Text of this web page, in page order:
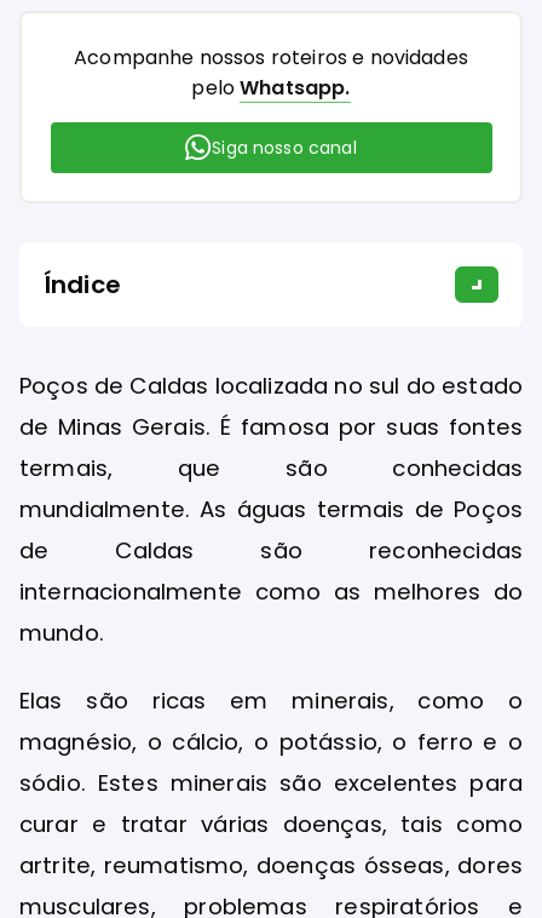
Acompanhe nossos roteiros e novidades
peloWhatsapp.
Siga nosso canal
Índice
Poços de Caldas localizada no sul do estado
de Minas Gerais. É famosa por suas fontes
termais, que são conhecidas
mundialmente. As águas termais de Poços
de Caldas são reconhecidas
internacionalmente como as melhores do
mundo.
Elas são ricas em minerais, como o
magnésio, o cálcio, o potássio, o ferro e o
sódio. Estes minerais são excelentes para
curar e tratar várias doenças, tais como
artrite, reumatismo, doenças ósseas, dores
musculares, problemas respiratórios e